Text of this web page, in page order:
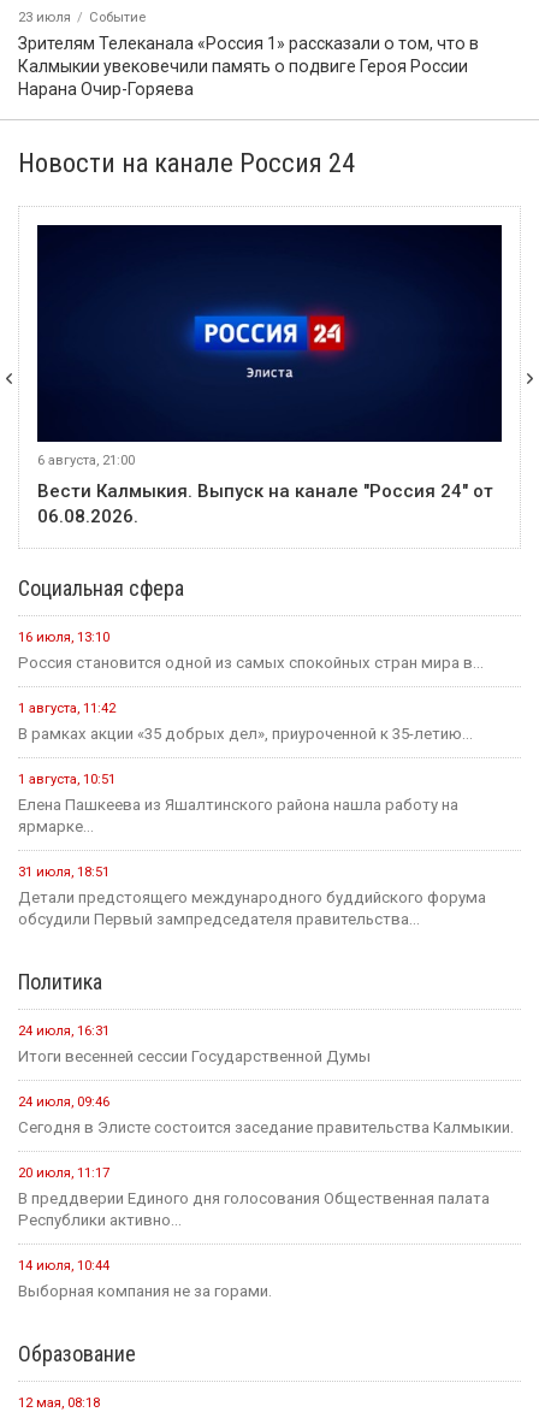
23 июля Событие
Зрителям Телеканала «Россия 1» рассказали о том, что в
Калмыкии увековечили память о подвиге Героя России
Нарана Очир-Горяева
Новости на канале Россия 24
6 августа, 21:00
Вести Калмыкия. Выпуск на канале "Россия 24" от
06.08.2026.
Социальная сфера
16 июля, 13:10
Россия становится одной из самых спокойных стран мира в...
1 августа, 11:42
В рамках акции «35 добрых дел», приуроченной к 35-летию...
1 августа, 10:51
Елена Пашкеева из Яшалтинского района нашла работу на
ярмарке...
31 июля, 18:51
Детали предстоящего международного буддийского форума
обсудили Первый зампредседателя правительства...
Политика
24 июля, 16:31
Итоги весенней сессии Государственной Думы
24 июля, 09:46
Сегодня в Элисте состоится заседание правительства Калмыкии.
20 июля, 11:17
В преддверии Единого дня голосования Общественная палата
Республики активно...
14 июля, 10:44
Выборная компания не за горами.
Образование
12 мая, 08:18